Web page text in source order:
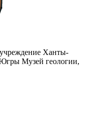
Ханты-
Музей геологии,